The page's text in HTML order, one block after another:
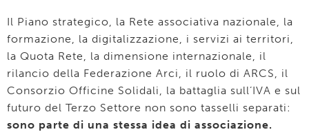
Il Piano strategico, la Rete associativa nazionale, la
formazione, la digitalizzazione, i servizi ai territori,
la Quota Rete, la dimensione internazionale, il
rilancio della Federazione Arci, il ruolo di ARCS, il
Consorzio Officine Solidali, la battaglia sull’IVA e sul
futuro del Terzo Settore non sono tasselli separati:
sono parte di una stessa idea di associazione.